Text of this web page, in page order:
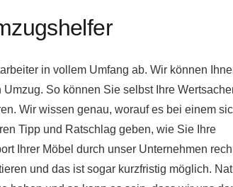
in vollem Umfang ab. Wir können
So können Sie selbst Ihre
Wir wissen genau, worauf es bei einem
Tipp und Ratschlag geben, wie Sie Ihre
Ihrer Möbel durch unser Unternehmen
und das ist sogar kurzfristig möglich.